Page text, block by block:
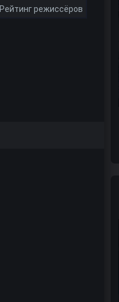
Рейтинг режиссёров